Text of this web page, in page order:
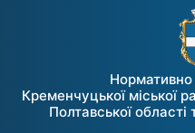
Нормативно
Кременчуцької міської
Полтавської області